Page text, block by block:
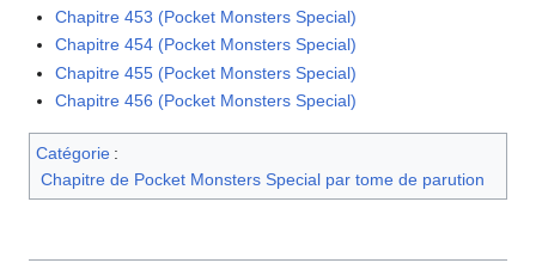
Chapitre 453 (Pocket Monsters Special)
Chapitre 454 (Pocket Monsters Special)
Chapitre 455 (Pocket Monsters Special)
Chapitre 456 (Pocket Monsters Special)
Catégorie :
Chapitre de Pocket Monsters Special par tome de parution